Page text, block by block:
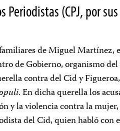
Periodistas (CPJ, por
de Miguel
de Gobierno, organismo
contra del Cid y
. En dicha querella los
y la violencia contra la
del Cid, quien habló con